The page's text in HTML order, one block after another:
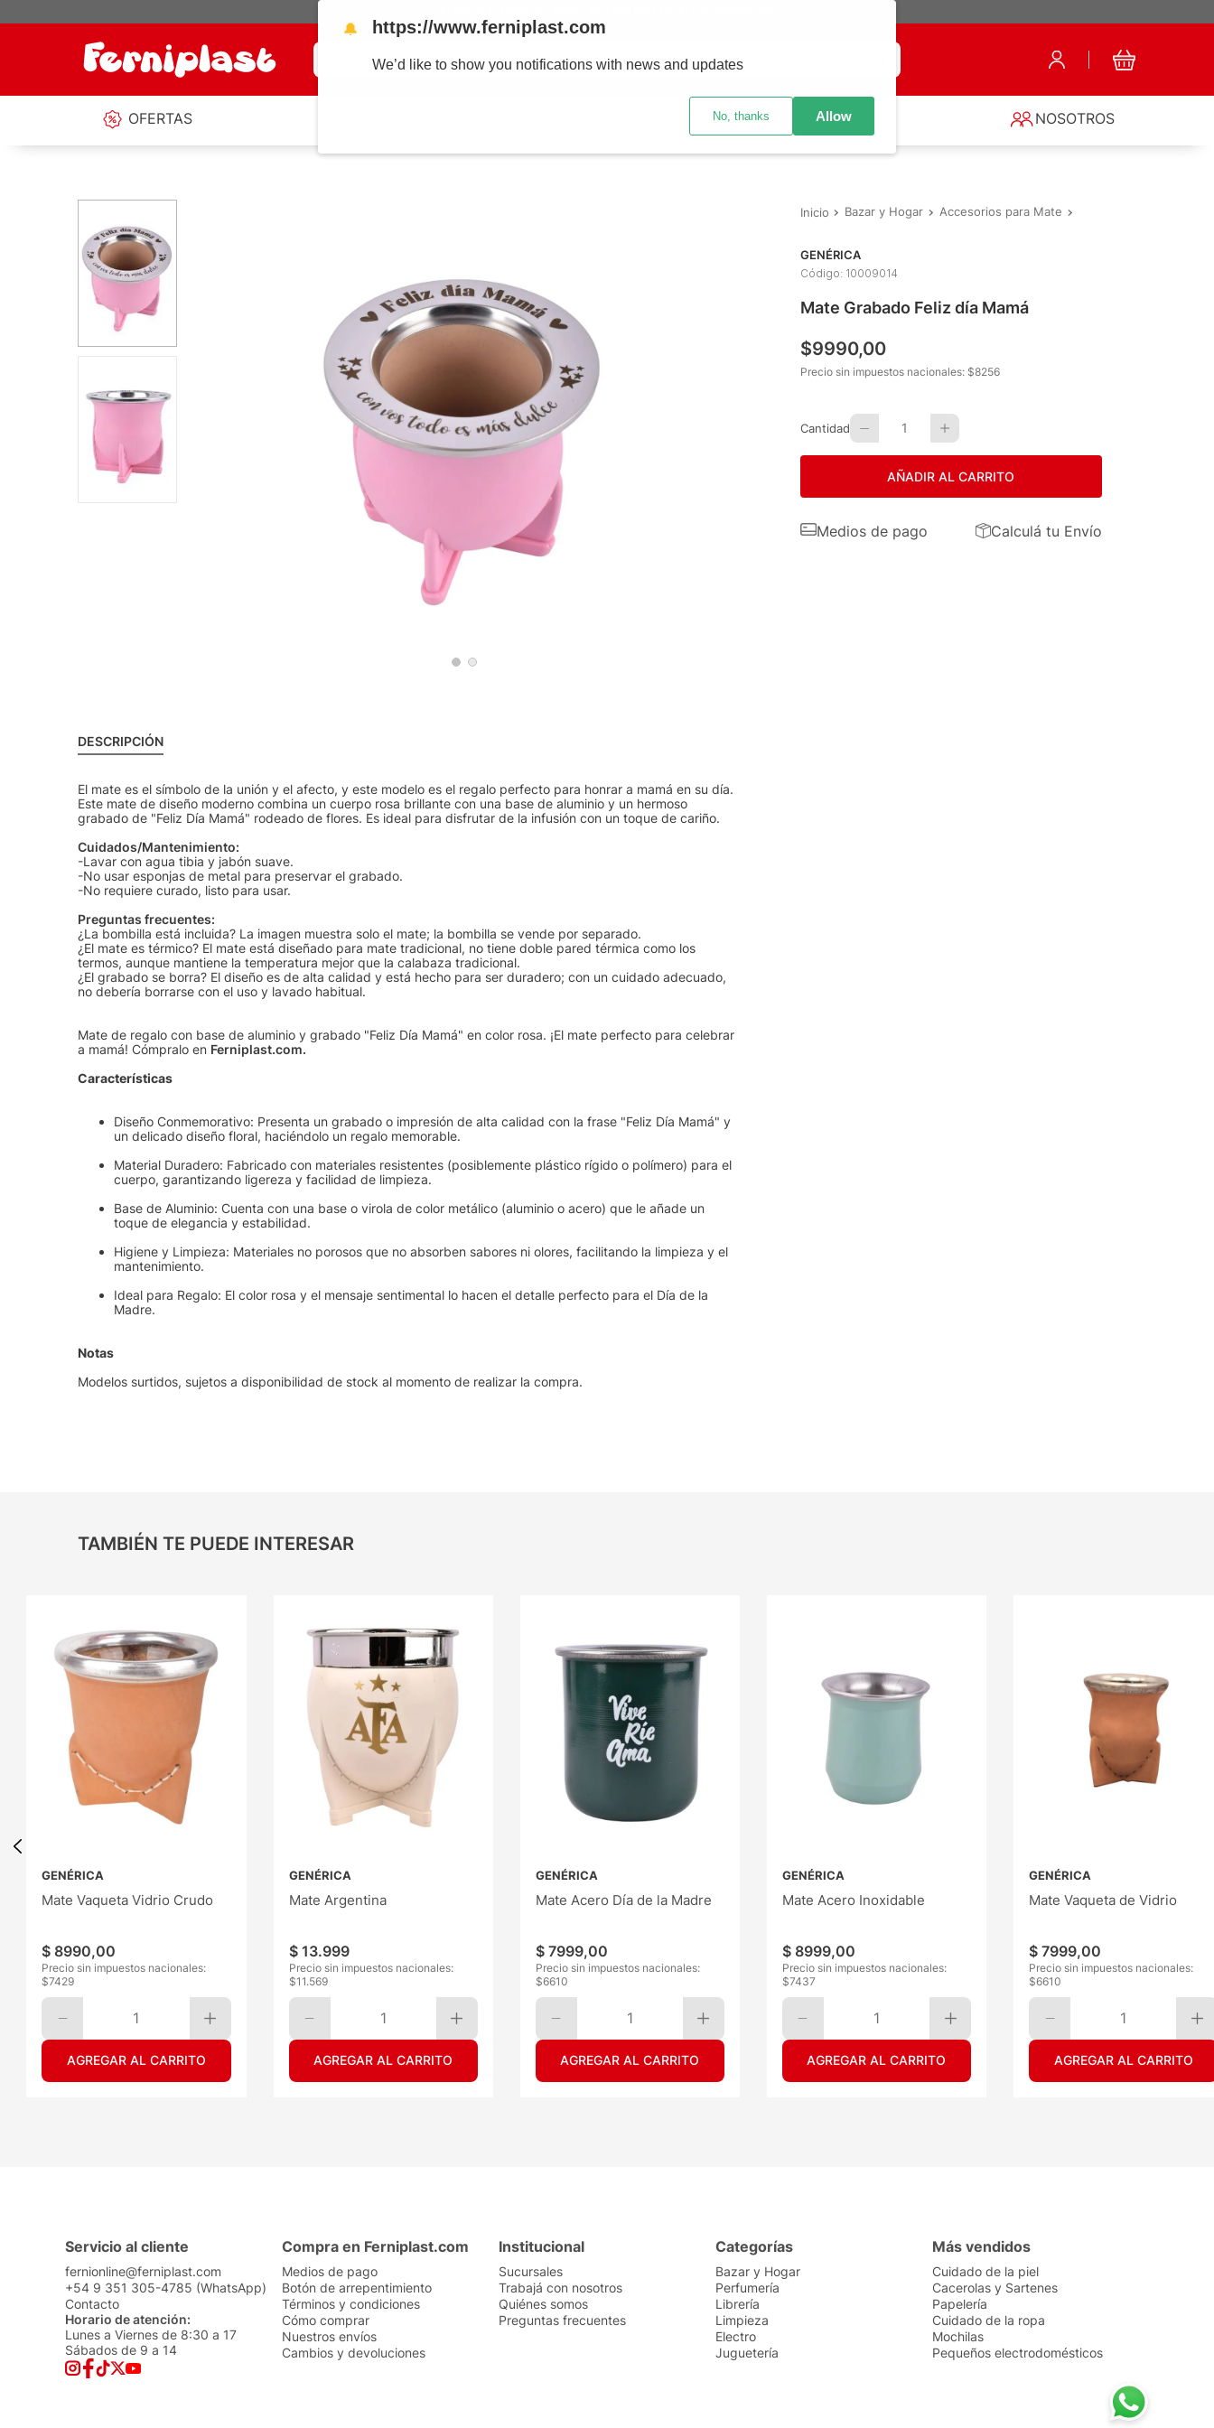
¿Qué estás buscando?
OFERTAS SUCURSALES NOSOTROS
DESCRIPCIÓN
El mate es el símbolo de la unión y el afecto, y este modelo es el regalo perfecto para honrar a mamá en su día.
Este mate de diseño moderno combina un cuerpo rosa brillante con una base de aluminio y un hermoso
grabado de "Feliz Día Mamá" rodeado de flores. Es ideal para disfrutar de la infusión con un toque de cariño.
Cuidados/Mantenimiento:
-Lavar con agua tibia y jabón suave.
-No usar esponjas de metal para preservar el grabado.
-No requiere curado, listo para usar.
Preguntas frecuentes:
¿La bombilla está incluida? La imagen muestra solo el mate; la bombilla se vende por separado.
¿El mate es térmico? El mate está diseñado para mate tradicional, no tiene doble pared térmica como los
termos, aunque mantiene la temperatura mejor que la calabaza tradicional.
¿El grabado se borra? El diseño es de alta calidad y está hecho para ser duradero; con un cuidado adecuado,
no debería borrarse con el uso y lavado habitual.
Mate de regalo con base de aluminio y grabado "Feliz Día Mamá" en color rosa. ¡El mate perfecto para celebrar
a mamá! Cómpralo en Ferniplast.com.
Características
Diseño Conmemorativo: Presenta un grabado o impresión de alta calidad con la frase "Feliz Día Mamá" y
un delicado diseño floral, haciéndolo un regalo memorable.
Material Duradero: Fabricado con materiales resistentes (posiblemente plástico rígido o polímero) para el
cuerpo, garantizando ligereza y facilidad de limpieza.
Base de Aluminio: Cuenta con una base o virola de color metálico (aluminio o acero) que le añade un
toque de elegancia y estabilidad.
Higiene y Limpieza: Materiales no porosos que no absorben sabores ni olores, facilitando la limpieza y el
mantenimiento.
Ideal para Regalo: El color rosa y el mensaje sentimental lo hacen el detalle perfecto para el Día de la
Madre.
Notas
Modelos surtidos, sujetos a disponibilidad de stock al momento de realizar la compra.
Bazar y Hogar Accesorios para Mate
GENÉRICA
Código: 10009014
Mate Grabado Feliz día Mamá
$9990,00
Precio sin impuestos nacionales: $8256
Cantidad 1
AÑADIR AL CARRITO
Medios de pago Calculá tu Envío
TAMBIÉN TE PUEDE INTERESAR
GENÉRICA
Mate Vaqueta Vidrio Crudo
$ 8990,00
Precio sin impuestos nacionales:
$7429
1
AGREGAR AL CARRITO
GENÉRICA
Mate Argentina
$ 13.999
Precio sin impuestos nacionales:
$11.569
1
AGREGAR AL CARRITO
GENÉRICA
Mate Acero Día de la Madre
$ 7999,00
Precio sin impuestos nacionales:
$6610
1
AGREGAR AL CARRITO
GENÉRICA
Mate Acero Inoxidable
$ 8999,00
Precio sin impuestos nacionales:
$7437
1
AGREGAR AL CARRITO
GENÉRICA
Mate Vaqueta de Vidrio
$ 7999,00
Precio sin impuestos nacionales:
$6610
1
AGREGAR AL CARRITO
Servicio al cliente
fernionline@ferniplast.com
+54 9 351 305-4785 (WhatsApp)
Contacto
Horario de atención:
Lunes a Viernes de 8:30 a 17
Sábados de 9 a 14
Compra en Ferniplast.com
Medios de pago
Botón de arrepentimiento
Términos y condiciones
Cómo comprar
Nuestros envíos
Cambios y devoluciones
Institucional
Sucursales
Trabajá con nosotros
Quiénes somos
Preguntas frecuentes
Categorías
Bazar y Hogar
Perfumería
Librería
Limpieza
Electro
Juguetería
Más vendidos
Cuidado de la piel
Cacerolas y Sartenes
Papelería
Cuidado de la ropa
Mochilas
Pequeños electrodomésticos
🔔 https://www.ferniplast.com
We’d like to show you notifications with news and updates
No, thanks Allow